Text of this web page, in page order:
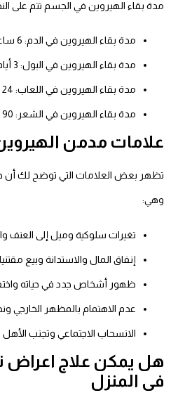
مدة بقاء الهيروين في الجسم تتم على
مدة بقاء الهيروين في الدم: 6 ساعات.
مدة بقاء الهيروين في البول: 3 أيام.
مدة بقاء الهيروين في اللعاب: 24 : 36 ساعة.
مدة بقاء الهيروين في الشعر: 90 يومًا.
علامات مدمن
تظهر بعض العلامات التي توضح لك
وهي:
تغيرات سلوكية وميل إلى العنف
إنفاق المال والاستدانة وبيع
ظهور أشخاص جدد في حياته
عدم الاهتمام بالمظهر الخارجي
الانسحاب الاجتماعي وتجنب الأهل
هل يمكن علاج اعراض
فى المنزل